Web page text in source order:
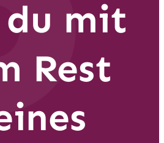
du mit
Rest